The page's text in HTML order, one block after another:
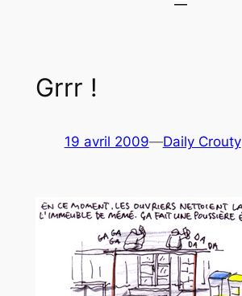
Grrr !
19 avril 2009—Daily Crouty